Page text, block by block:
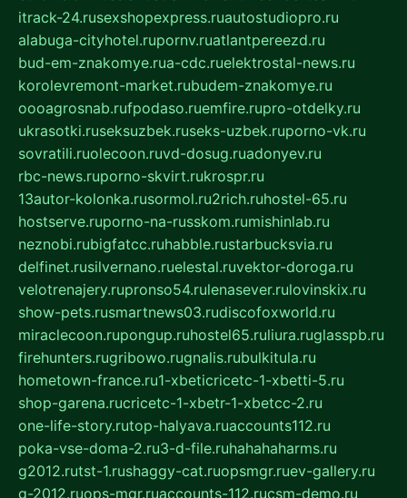
itrack-24.rusexshopexpress.ruautostudiopro.ru
alabuga-cityhotel.rupornv.ruatlantpereezd.ru
bud-em-znakomye.rua-cdc.ruelektrostal-news.ru
korolevremont-market.rubudem-znakomye.ru
oooagrosnab.rufpodaso.ruemfire.rupro-otdelky.ru
ukrasotki.ruseksuzbek.ruseks-uzbek.ruporno-vk.ru
sovratili.ruolecoon.ruvd-dosug.ruadonyev.ru
rbc-news.ruporno-skvirt.rukrospr.ru
13autor-kolonka.rusormol.ru2rich.ruhostel-65.ru
hostserve.ruporno-na-russkom.rumishinlab.ru
neznobi.rubigfatcc.ruhabble.rustarbucksvia.ru
delfinet.rusilvernano.ruelestal.ruvektor-doroga.ru
velotrenajery.rupronso54.rulenasever.rulovinskix.ru
show-pets.rusmartnews03.rudiscofoxworld.ru
miraclecoon.rupongup.ruhostel65.ruliura.ruglasspb.ru
firehunters.rugribowo.rugnalis.rubulkitula.ru
hometown-france.ru1-xbeticricetc-1-xbetti-5.ru
shop-garena.rucricetc-1-xbetr-1-xbetcc-2.ru
one-life-story.rutop-halyava.ruaccounts112.ru
poka-vse-doma-2.ru3-d-file.ruhahahaharms.ru
g2012.rutst-1.rushaggy-cat.ruopsmgr.ruev-gallery.ru
g-2012.ruops-mgr.ruaccounts-112.rucsm-demo.ru